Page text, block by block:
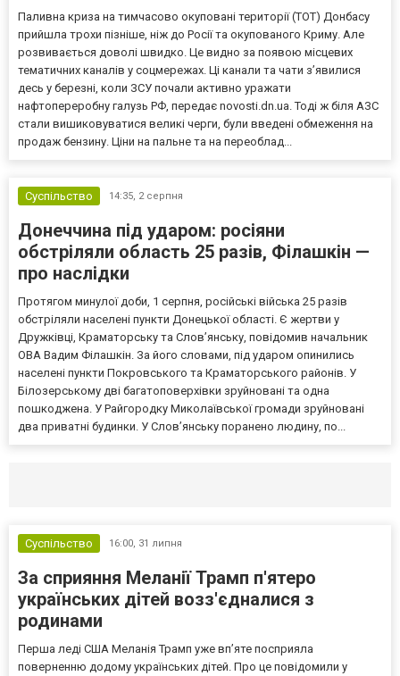
Паливна криза на тимчасово окуповані території (ТОТ) Донбасу
прийшла трохи пізніше, ніж до Росії та окупованого Криму. Але
розвивається доволі швидко. Це видно за появою місцевих
тематичних каналів у соцмережах. Ці канали та чати з’явилися
десь у березні, коли ЗСУ почали активно уражати
нафтопереробну галузь РФ, передає novosti.dn.ua. Тоді ж біля АЗС
стали вишиковуватися великі черги, були введені обмеження на
продаж бензину. Ціни на пальне та на переоблад...
Суспільство 14:35, 2 серпня
Донеччина під ударом: росіяни
обстріляли область 25 разів, Філашкін —
про наслідки
Протягом минулої доби, 1 серпня, російські війська 25 разів
обстріляли населені пункти Донецької області. Є жертви у
Дружківці, Краматорську та Слов’янську, повідомив начальник
ОВА Вадим Філашкін. За його словами, під ударом опинились
населені пункти Покровського та Краматорського районів. У
Білозерському дві багатоповерхівки зруйновані та одна
пошкоджена. У Райгородку Миколаївської громади зруйновані
два приватні будинки. У Слов’янську поранено людину, по...
Суспільство 16:00, 31 липня
За сприяння Меланії Трамп п'ятеро
українських дітей возз'єдналися з
родинами
Перша леді США Меланія Трамп уже впʼяте посприяла
поверненню додому українських дітей. Про це повідомили у